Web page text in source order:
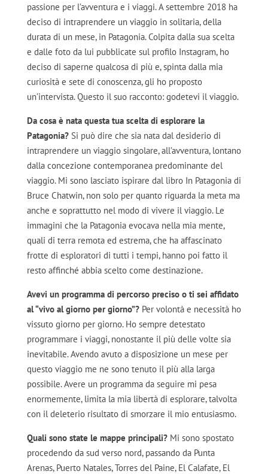
passione per l’avventura e i viaggi. A settembre 2018 ha
deciso di intraprendere un viaggio in solitaria, della
durata di un mese, in Patagonia. Colpita dalla sua scelta
e dalle foto da lui pubblicate sul profilo Instagram, ho
deciso di saperne qualcosa di più e, spinta dalla mia
curiosità e sete di conoscenza, gli ho proposto
un’intervista. Questo il suo racconto: godetevi il viaggio.
Da cosa è nata questa tua scelta di esplorare la
Patagonia?Si può dire che sia nata dal desiderio di
intraprendere un viaggio singolare, all’avventura, lontano
dalla concezione contemporanea predominante del
viaggio. Mi sono lasciato ispirare dal libro In Patagonia di
Bruce Chatwin, non solo per quanto riguarda la meta ma
anche e soprattutto nel modo di vivere il viaggio. Le
immagini che la Patagonia evocava nella mia mente,
quali di terra remota ed estrema, che ha affascinato
frotte di esploratori di tutti i tempi, hanno poi fatto il
resto affinché abbia scelto come destinazione.
Avevi un programma di percorso preciso o ti sei affidato
al “vivo al giorno per giorno”? Per volontà e necessità ho
vissuto giorno per giorno. Ho sempre detestato
programmare i viaggi, nonostante il più delle volte sia
inevitabile. Avendo avuto a disposizione un mese per
questo viaggio me ne sono tenuto il più alla larga
possibile. Avere un programma da seguire mi pesa
enormemente, limita la mia libertà di esplorare, talvolta
con il deleterio risultato di smorzare il mio entusiasmo.
Quali sono state le mappe principali?Mi sono spostato
procedendo da sud verso nord, passando da Punta
Arenas, Puerto Natales, Torres del Paine, El Calafate, El